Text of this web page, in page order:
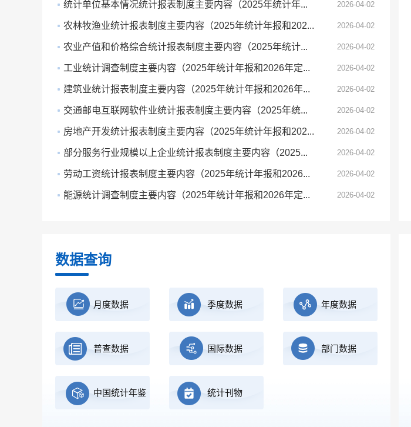
统计单位基本情况统计报表制度主要内容（2025年统计年... 2026-04-02
农林牧渔业统计报表制度主要内容（2025年统计年报和202... 2026-04-02
农业产值和价格综合统计报表制度主要内容（2025年统计... 2026-04-02
工业统计调查制度主要内容（2025年统计年报和2026年定... 2026-04-02
建筑业统计报表制度主要内容（2025年统计年报和2026年... 2026-04-02
交通邮电互联网软件业统计报表制度主要内容（2025年统... 2026-04-02
房地产开发统计报表制度主要内容（2025年统计年报和202... 2026-04-02
部分服务行业规模以上企业统计报表制度主要内容（2025... 2026-04-02
劳动工资统计报表制度主要内容（2025年统计年报和2026... 2026-04-02
能源统计调查制度主要内容（2025年统计年报和2026年定... 2026-04-02
数据查询
月度数据 季度数据 年度数据
普查数据 国际数据 部门数据
中国统计年鉴 统计刊物